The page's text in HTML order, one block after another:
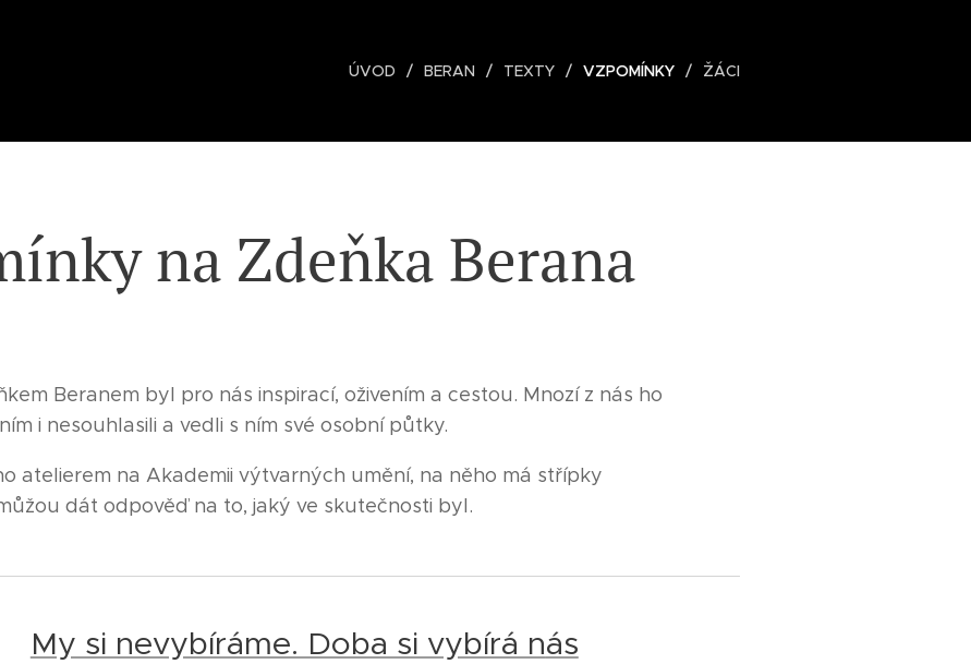
ÚVOD BERAN TEXTY VZPOMÍNKY ŽÁCI
na Zdeňka Berana
Beranem byl pro nás inspirací, oživením a cestou. Mnozí z nás ho
i nesouhlasili a vedli s ním své osobní půtky.
atelierem na Akademii výtvarných umění, na něho má střípky
dát odpověď na to, jaký ve skutečnosti byl.
My si nevybíráme. Doba si vybírá nás